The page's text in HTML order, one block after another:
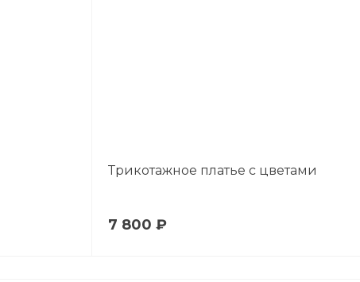
Трикотажное платье с цветами
7 800 ₽